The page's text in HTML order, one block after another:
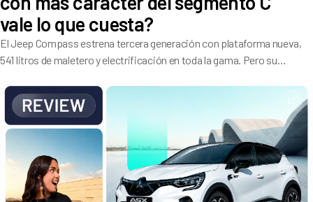
vale lo que cuesta?
El Jeep Compass estrena tercera generación con plataforma nueva,
541 litros de maletero y electrificación en toda la gama. Pero su
tantos compradores?